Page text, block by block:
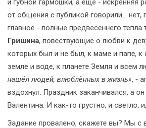
и губной гармошки, а ещё - искренняя
от общения с публикой говорили… нет,
главное - полные предвесеннего тепла
Гришина, повествующие о любви к
которых был и не был, к маме и папе, к
земле и воде, к планете Земля и всем
нашёл людей, влюблённых в жизнь», -
вздохнул. Праздник заканчивался, а
Валентина. И как-то грустно, и светло,
Задание провалено, скажете вы? Мы с